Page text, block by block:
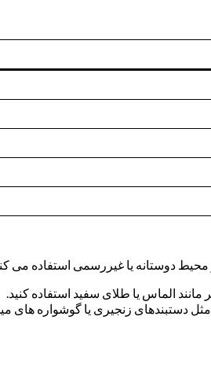
دوستانه یا غیررسمی استفاده می
الماس یا طلای سفید استفاده کنید.
دستبندهای زنجیری یا گوشواره های